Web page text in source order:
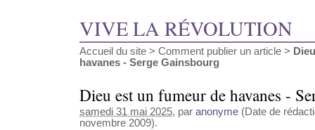
VIVE LA RÉVOLUTION
Accueil du site > Comment publier un article >
havanes - Serge Gainsbourg
Dieu est un fumeur de havanes -
samedi 31 mai 2025, par anonyme (Date de
novembre 2009).